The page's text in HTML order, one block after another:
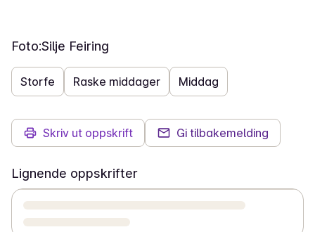
Foto:Silje Feiring
Storfe Raske middager Middag
Skriv ut oppskrift Gi tilbakemelding
Lignende oppskrifter